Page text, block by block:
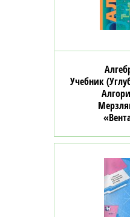
Учебник